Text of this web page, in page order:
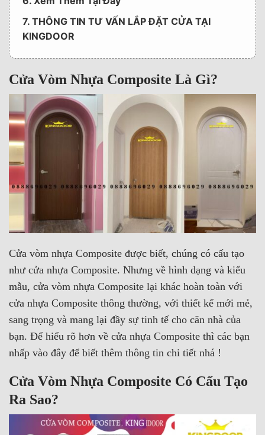
7. THÔNG TIN TƯ VẤN LẮP ĐẶT CỬA TẠI
KINGDOOR
Cửa Vòm Nhựa Composite Là Gì?
Cửa vòm nhựa Composite được biết, chúng có cấu tạo
như cửa nhựa Composite. Nhưng về hình dạng và kiểu
mẫu, cửa vòm nhựa Composite lại khác hoàn toàn với
cửa nhựa Composite thông thường, với thiết kế mới mẻ,
sang trọng và mang lại đầy sự tinh tế cho căn nhà của
bạn. Để hiểu rõ hơn về cửa nhựa Composite thì các bạn
nhấp vào đây để biết thêm thông tin chi tiết nhá !
Cửa Vòm Nhựa Composite Có Cấu Tạo
Ra Sao?